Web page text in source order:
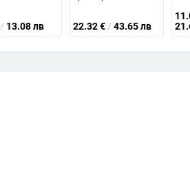
/ 13.08 лв 22.32€ / 43.65 лв